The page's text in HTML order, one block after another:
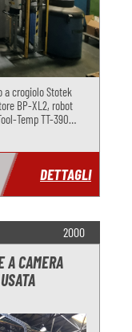
a crogiolo Stotek
BP-XL2, robot
Temp TT-390
DETTAGLI
2000
A CAMERA